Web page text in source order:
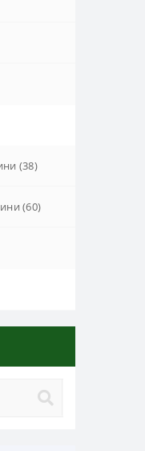
(38)
(60)